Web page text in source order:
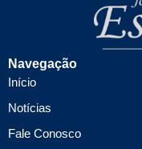
Navegação
Início
Notícias
Fale Conosco